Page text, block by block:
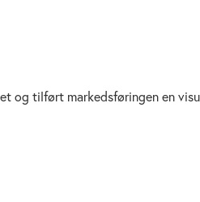
tilført markedsføringen en